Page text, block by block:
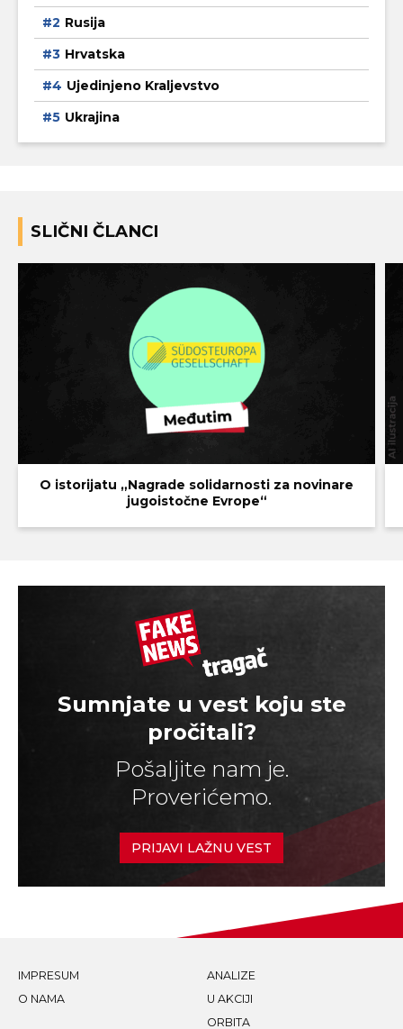
Rusija
Hrvatska
Ujedinjeno Kraljevstvo
Ukrajina
SLIČNI ČLANCI
O istorijatu „Nagrade solidarnosti za novinare
jugoistočne Evrope“
Sumnjate u vest koju ste
pročitali?
Pošaljite nam je.
Proverićemo.
PRIJAVI LAŽNU VEST
IMPRESUM
O NAMA
ANALIZE
U AKCIJI
ORBITA